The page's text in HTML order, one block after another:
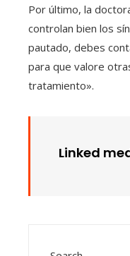
Por último, la
controlan bien los
pautado, debes
para que valore
tratamiento».
Linked